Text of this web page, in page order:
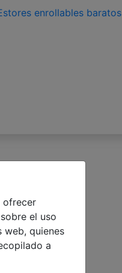
ofrecer
el uso
web, quienes
a
enrollables baratos